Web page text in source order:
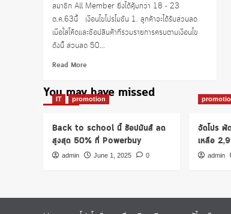
สมาชิก All Member ยิ่งได้คุ้มกว่า 18 - 23
ต.ค.63นี้ เงื่อนไขโปรโมชั่น 1. ลูกค้าจะได้รับส่วนลด
เมื่อใส่โค้ดและช้อปสินค้าที่ร่วมรายการครบตามเงื่อนไข
ดังนี้ ส่วนลด 50...
Read More
about
คุ้ม
เป็น
สมาชิก
All
กว่า
You may have missed
IT promotion
Back to school นี้ ช้อปมันส์ ลด
สูงสุด 50% ที่ Powerbuy
admin June 1, 2025 0
จัดโปร
เหลือ
admin